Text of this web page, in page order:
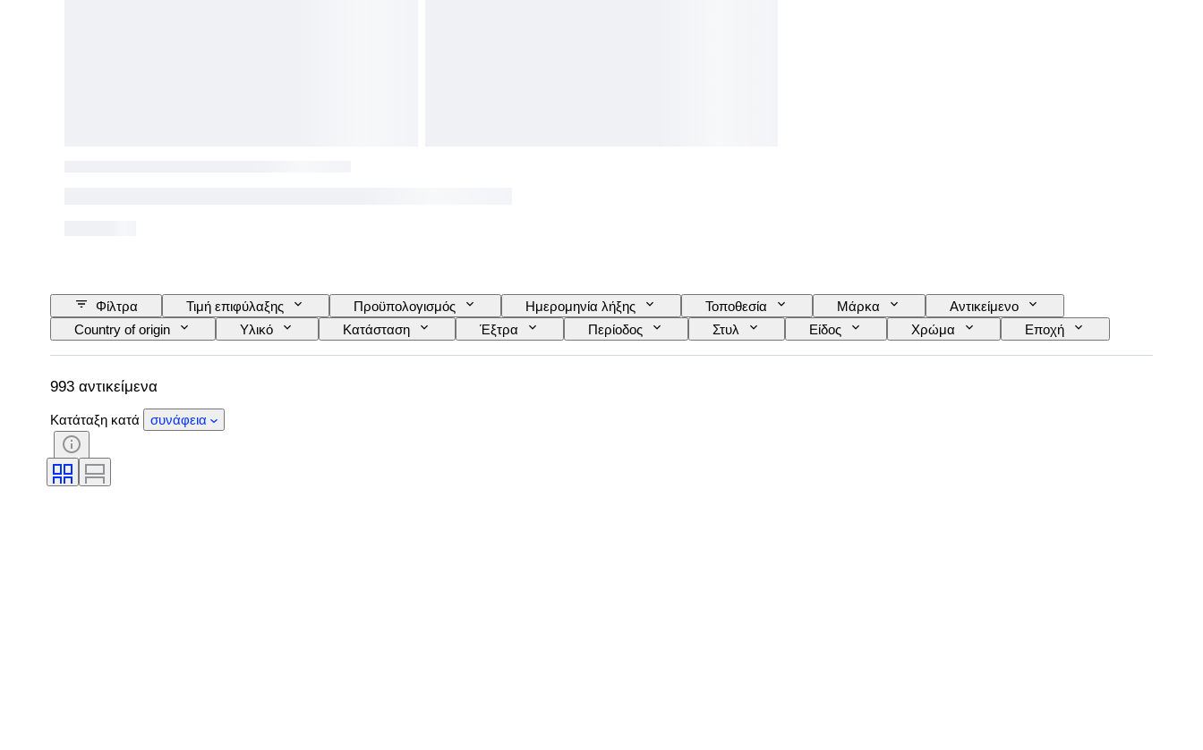
Φίλτρα Τιμή επιφύλαξης Προϋπολογισμός Ημερομηνία λήξης Τοποθεσία Μάρκα
Αντικείμενο
Country of origin
Υλικό Κατάσταση Έξτρα Περίοδος Στυλ Είδος Χρώμα
Εποχή
Δοκιμάστηκε και λειτουργεί
Δημιουργός
993 αντικείμενα
Κατάταξη κατά συνάφεια